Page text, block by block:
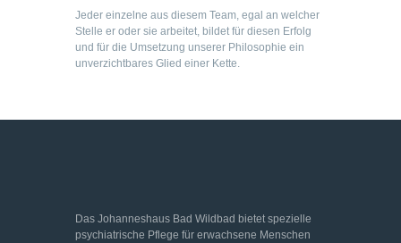
Jeder einzelne aus diesem Team, egal an welcher
Stelle er oder sie arbeitet, bildet für diesen Erfolg
und für die Umsetzung unserer Philosophie ein
unverzichtbares Glied einer Kette.
Das Johanneshaus Bad Wildbad bietet spezielle
psychiatrische Pflege für erwachsene Menschen